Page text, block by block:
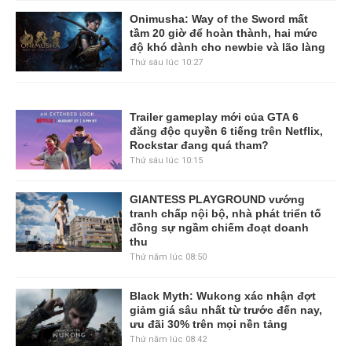
Onimusha: Way of the Sword mất
tầm 20 giờ để hoàn thành, hai mức
độ khó dành cho newbie và lão làng
Thứ sáu lúc 10:27
Trailer gameplay mới của GTA 6
đăng độc quyền 6 tiếng trên Netflix,
Rockstar đang quá tham?
Thứ sáu lúc 10:15
GIANTESS PLAYGROUND vướng
tranh chấp nội bộ, nhà phát triển tố
đồng sự ngầm chiếm đoạt doanh
thu
Thứ năm lúc 08:50
Black Myth: Wukong xác nhận đợt
giảm giá sâu nhất từ trước đến nay,
ưu đãi 30% trên mọi nền tảng
Thứ năm lúc 08:42